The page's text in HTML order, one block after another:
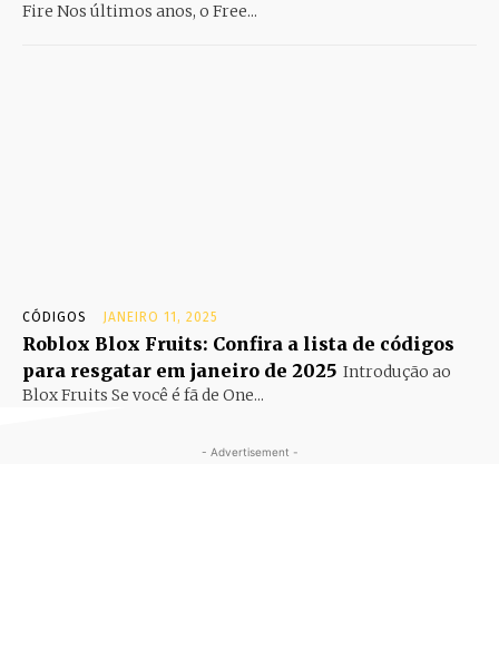
Fire Nos últimos anos, o Free...
CÓDIGOS JANEIRO 11, 2025
Roblox Blox Fruits: Confira a lista de códigos
para resgatar em janeiro de 2025 Introdução ao
Blox Fruits Se você é fã de One...
- Advertisement -